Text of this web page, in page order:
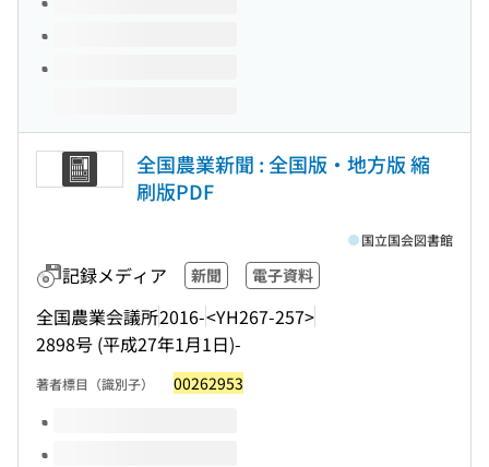
全国農業新聞 : 全国版・地方版 縮
刷版PDF
記録メディア 新聞 電子資料
全国農業会議所2016-<YH267-257>
2898号 (平成27年1月1日)-
国立国会図書館
著者標目（識別子） 00262953
このタイトルの巻号